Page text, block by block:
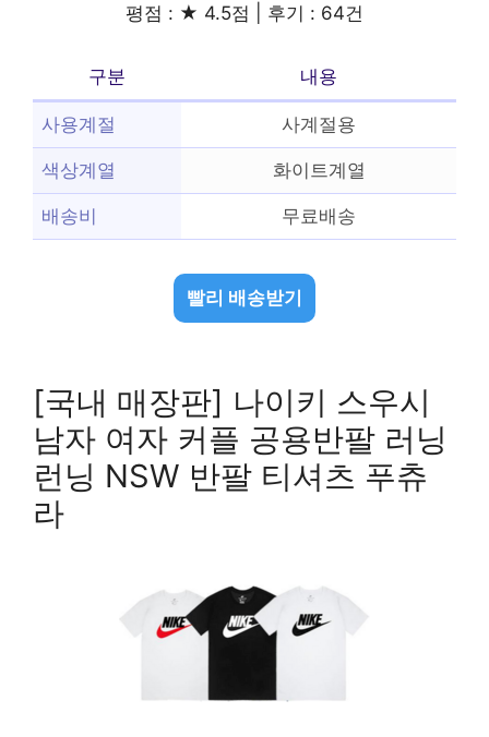
평점 : ★ 4.5점 | 후기 : 64건
구분 내용
사용계절 사계절용
색상계열 화이트계열
배송비 무료배송
빨리 배송받기
[국내 매장판] 나이키 스우시
남자 여자 커플 공용반팔 러닝
런닝 NSW 반팔 티셔츠 푸츄
라